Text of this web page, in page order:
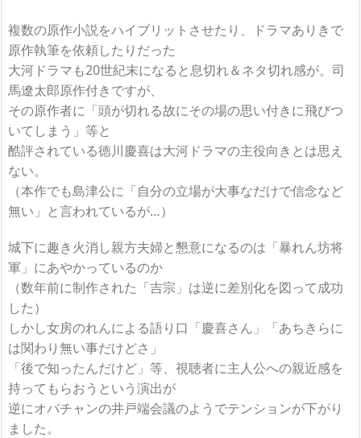
複数の原作小説をハイブリットさせたり、ドラマありきで
原作執筆を依頼したりだった
大河ドラマも20世紀末になると息切れ＆ネタ切れ感が。司
馬遼太郎原作付きですが、
その原作者に「頭が切れる故にその場の思い付きに飛びつ
いてしまう」等と
酷評されている徳川慶喜は大河ドラマの主役向きとは思え
ない。
（本作でも島津公に「自分の立場が大事なだけで信念など
無い」と言われているが…）
城下に趣き火消し親方夫婦と懇意になるのは「暴れん坊将
軍」にあやかっているのか
（数年前に制作された「吉宗」は逆に差別化を図って成功
した）
しかし女房のれんによる語り口「慶喜さん」「あちきらに
は関わり無い事だけどさ」
「後で知ったんだけど」等、視聴者に主人公への親近感を
持ってもらおうという演出が
逆にオバチャンの井戸端会議のようでテンションが下がり
ました。